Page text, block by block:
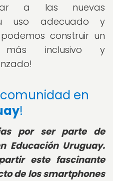
a las nuevas
uso adecuado y
construir un
más inclusivo y
en
!
por ser parte de
Educación Uruguay.
este fascinante
de los smartphones